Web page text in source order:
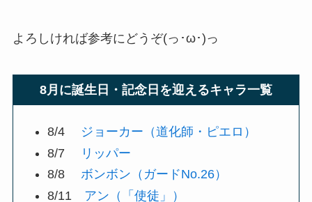
よろしければ参考にどうぞ(っ･ω･)っ
8月に誕生日・記念日を迎えるキャラ一覧
8/4 ジョーカー（道化師・ピエロ）
8/7
リッパー
8/8ボンボン（ガードNo.26）
8/11 アン（「使徒」）